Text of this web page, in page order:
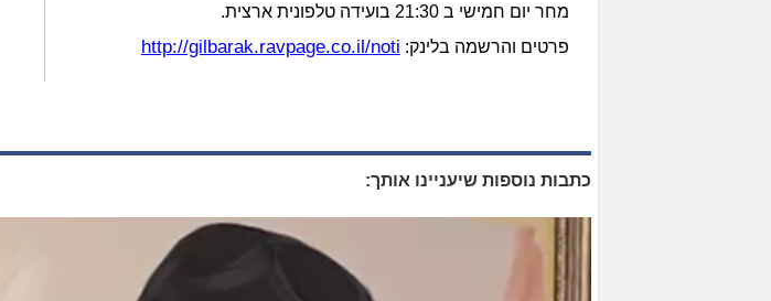
מחר יום חמישי ב 21:30 בועידה טלפונית ארצית.
פרטים והרשמה בלינק:
http://gilbarak.ravpage.co.il/noti
כתבות נוספות שיעניינו אותך: